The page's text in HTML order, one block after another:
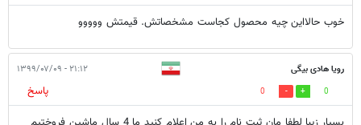
خوب حالااین چیه محصول کجاست مشخصاتش. قیمتش ووووو
رویا هادی بیگی ۲۱:۱۲ - ۱۳۹۹/۰۷/۰۹
0
0
پاسخ